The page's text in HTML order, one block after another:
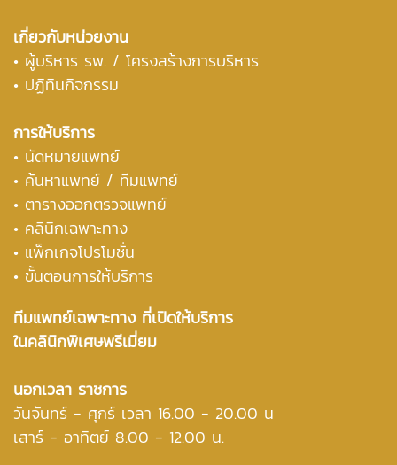
เกี่ยวกับหน่วยงาน
• ผู้บริหาร รพ. / โครงสร้างการบริหาร
• ปฏิทินกิจกรรม
การให้บริการ
• นัดหมายแพทย์
• ค้นหาแพทย์ / ทีมแพทย์
• ตารางออกตรวจแพทย์
• คลินิกเฉพาะทาง
• แพ็กเกจโปรโมชั่น
• ขั้นตอนการให้บริการ
ทีมแพทย์เฉพาะทาง ที่เปิดให้บริการ
ในคลินิกพิเศษพรีเมี่ยม
นอกเวลา ราชการ
วันจันทร์ - ศุกร์ เวลา 16.00 - 20.00 น
เสาร์ - อาทิตย์ 8.00 - 12.00 น.